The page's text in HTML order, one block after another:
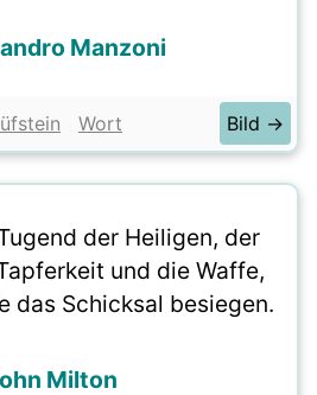
Manzoni
Wort Bild →
der Heiligen, der
und die Waffe,
das Schicksal besiegen.
Milton